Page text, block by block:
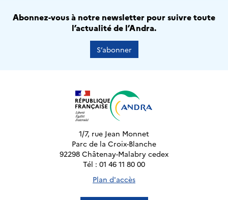
Abonnez-vous à notre newsletter pour suivre toute
l’actualité de l’Andra.
S’abonner
1/7, rue Jean Monnet
Parc de la Croix-Blanche
92298 Châtenay-Malabry cedex
Tél : 01 46 11 80 00
Plan d'accès